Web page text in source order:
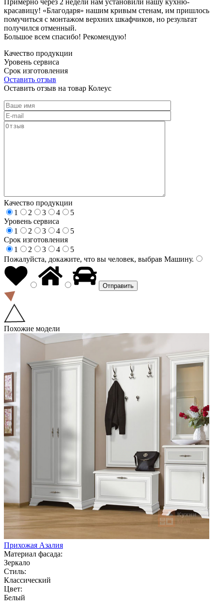
красавицу! «Благодаря» нашим кривым стенам, им пришлось
помучиться с монтажом верхних шкафчиков, но результат
получился отменный.
Большое всем спасибо! Рекомендую!
Качество продукции
Уровень сервиса
Срок изготовления
Оставить отзыв
Оставить отзыв на товар Колеус
Качество продукции
1
2 3 4
5
Уровень сервиса
1
2 3 4
5
Срок изготовления
1
2 3 4
5
Пожалуйста, докажите, что вы человек, выбрав Машину.
Похожие модели
Прихожая Азалия
Материал фасада:
Зеркало
Стиль:
Классический
Цвет:
Белый